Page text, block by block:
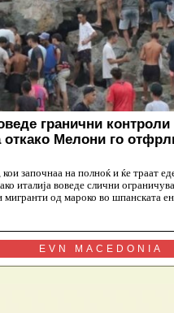
гранични контроли
откако Мелони го
започнаа на полноќ и ќе траат
италија воведе слични
мигранти од мароко во шпанската
EVN MACEDONIA